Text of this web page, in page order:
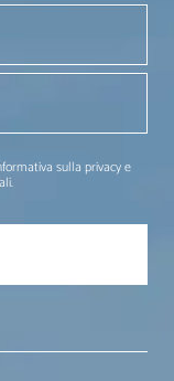
sulla privacy e